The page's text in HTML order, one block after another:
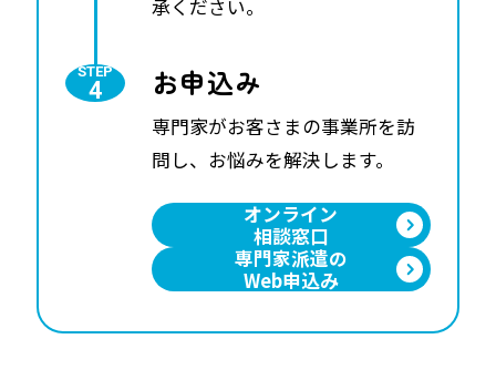
承ください。
お申込み
専門家がお客さまの事業所を訪
問し、お悩みを解決します。
オンライン
相談窓口
専門家派遣の
Web申込み